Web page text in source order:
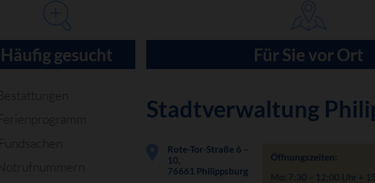
Häufig gesucht
Fundsachen
Für Sie vor Ort
Stadtverwaltung
Rote-Tor-Straße 6 –
10,
76661 Philippsburg
Öffnungszeiten:
Mo: 7:30 – 12:00 Uhr +